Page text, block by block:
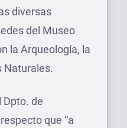
diversas
del Museo
la Arqueología, la
Naturales.
Dpto. de
que “a